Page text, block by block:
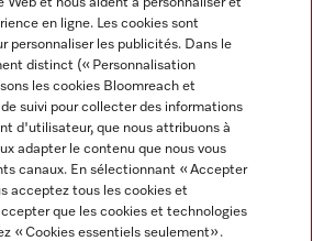
en ligne. Les cookies sont
personnaliser les publicités. Dans le
distinct (« Personnalisation
les cookies Bloomreach et
suivi pour collecter des informations
d'utilisateur, que nous attribuons à
adapter le contenu que nous vous
canaux. En sélectionnant « Accepter
acceptez tous les cookies et
que les cookies et technologies
« Cookies essentiels seulement».